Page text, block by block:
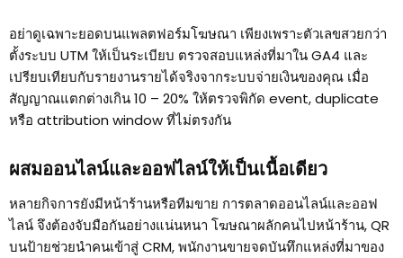
อย่าดูเฉพาะยอดบนแพลตฟอร์มโฆษณา เพียงเพราะตัวเลขสวยกว่า
ตั้งระบบ UTM ให้เป็นระเบียบ ตรวจสอบแหล่งที่มาใน GA4 และ
เปรียบเทียบกับรายงานรายได้จริงจากระบบจ่ายเงินของคุณ เมื่อ
สัญญาณแตกต่างเกิน 10 – 20% ให้ตรวจพิกัด event, duplicate
หรือ attribution window ที่ไม่ตรงกัน
ผสมออนไลน์และออฟไลน์ให้เป็นเนื้อเดียว
หลายกิจการยังมีหน้าร้านหรือทีมขาย การตลาดออนไลน์และออฟ
ไลน์ จึงต้องจับมือกันอย่างแน่นหนา โฆษณาผลักคนไปหน้าร้าน, QR
บนป้ายช่วยนำคนเข้าสู่ CRM, พนักงานขายจดบันทึกแหล่งที่มาของ